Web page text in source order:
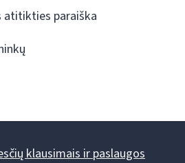
atitikties paraiška
klausimais ir paslaugos